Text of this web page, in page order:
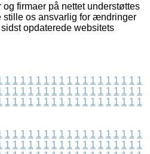
firmaer på nettet understøttes
stille os ansvarlig for ændringer
opdaterede websitets
1 1 1 1 1 1 1 1 1 1 1 1 1 1 1 1 1 1
1 1 1 1 1 1 1 1 1 1 1 1 1 1 1 1 1 1
1 1 1 1 1 1 1 1 1 1 1 1 1 1 1 1 1 1
1 1 1 1 1 1 1 1 1 1 1 1 1 1 1 1 1 1
1 1 1 1 1 1 1 1 1 1 1 1 1 1 1 1 1 1